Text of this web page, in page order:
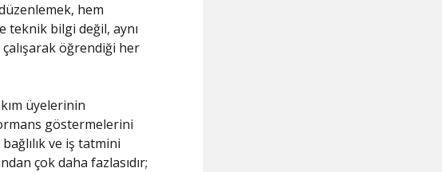
hem
teknik bilgi değil, aynı
öğrendiği her
üyelerinin
göstermelerini
ve iş tatmini
çok daha fazlasıdır;